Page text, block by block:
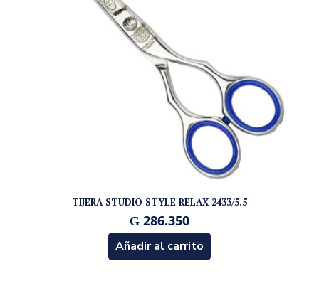
TIJERA STUDIO STYLE RELAX 2433/5.5
₲ 286.350
Añadir al carrito